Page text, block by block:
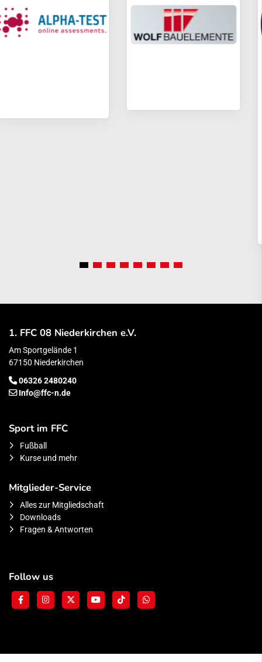
1. FFC 08 Niederkirchen e.V.
Am Sportgelände 1
67150 Niederkirchen
06326 2480240
Info@ffc-n.de
Sport im FFC
Fußball
Kurse und mehr
Mitglieder-Service
Alles zur Mitgliedschaft
Downloads
Fragen & Antworten
Follow us